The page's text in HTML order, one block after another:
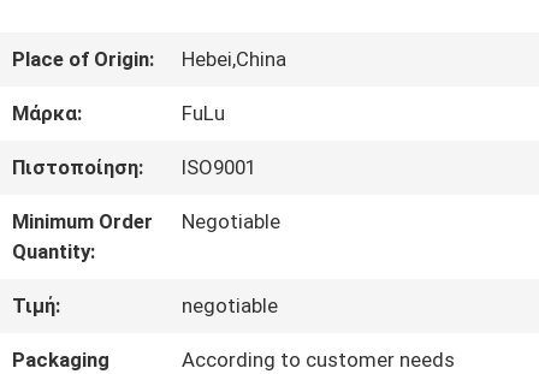
ΒΊΝΤΕΟ
ΠΕΡΊΠΟΥ
ΕΡΓΟΣΤΑΣΊΩΝ
Place of Origin: Hebei,China
Μάρκα: FuLu
Πιστοποίηση: ISO9001
Minimum Order
Quantity:
Negotiable
Τιμή: negotiable
Packaging
According to customer needs